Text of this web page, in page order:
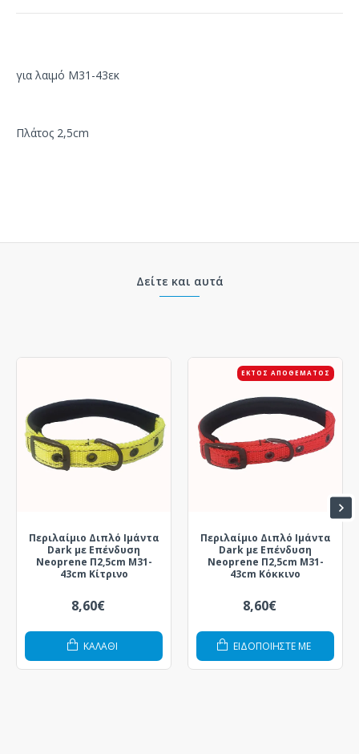
για λαιμό Μ31-43εκ
Πλάτος 2,5cm
Δείτε και αυτά
Περιλαίμιο Διπλό Ιμάντα
Dark με Επένδυση
Neoprene Π2,5cm Μ31-
43cm Κίτρινο
8,60€
ΚΑΛΆΘΙ
ΕΚΤΌΣ ΑΠΟΘΈΜΑΤΟΣ
Περιλαίμιο Διπλό Ιμάντα
Dark με Επένδυση
Neoprene Π2,5cm Μ31-
43cm Κόκκινο
8,60€
ΕΙΔΟΠΟΙΗΣΤΕ ΜΕ